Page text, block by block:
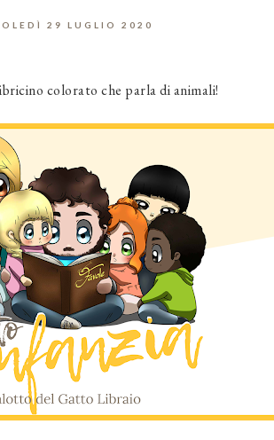
29 LUGLIO 2020
colorato che parla di animali!